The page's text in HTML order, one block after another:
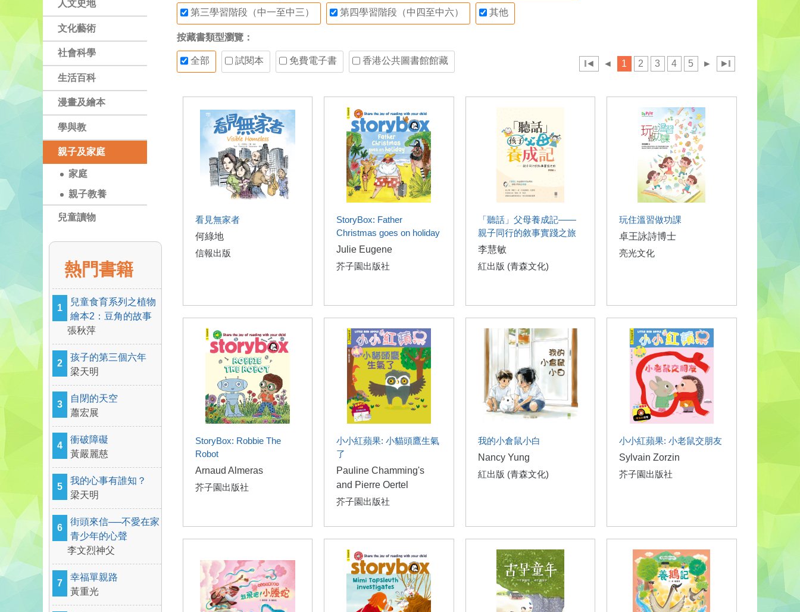
人文史地
文化藝術
社會科學
生活百科
漫畫及繪本
學與教
親子及家庭
家庭
親子教養
兒童讀物
熱門書籍
1
兒童食育系列之植物
繪本2：豆角的故事
張秋萍
2
孩子的第三個六年
梁天明
3
自閉的天空
蕭宏展
4
衝破障礙
黃嚴麗慈
5
我的心事有誰知？
梁天明
6
街頭來信──不愛在家
青少年的心聲
李文烈神父
7
幸福單親路
黃重光
第三學習階段（中一至中三） 第四學習階段（中四至中六） 其他
按藏書類型瀏覽：
全部 試閱本 免費電子書 香港公共圖書館館藏 ◄ ◄ 1 2 3 4 5 ► ►
看見無家者
何綠地
信報出版
StoryBox: Father
Christmas goes on holiday
Julie Eugene
芥子園出版社
「聽話」父母養成記——
親子同行的敘事實踐之旅
李慧敏
紅出版 (青森文化)
玩住溫習做功課
卓王詠詩博士
亮光文化
StoryBox: Robbie The
Robot
Arnaud Almeras
芥子園出版社
小小紅蘋果: 小貓頭鷹生氣
了
Pauline Chamming's
and Pierre Oertel
芥子園出版社
我的小倉鼠小白
Nancy Yung
紅出版 (青森文化)
小小紅蘋果: 小老鼠交朋友
Sylvain Zorzin
芥子園出版社